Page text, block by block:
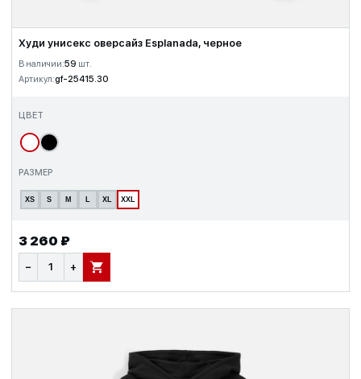
Худи унисекс оверсайз Esplanada, черное
В наличии:59 шт.
Артикул:gf-25415.30
ЦВЕТ
РАЗМЕР
XS S M XL XXL
3 260 ₽
− + В КОРЗИНУ